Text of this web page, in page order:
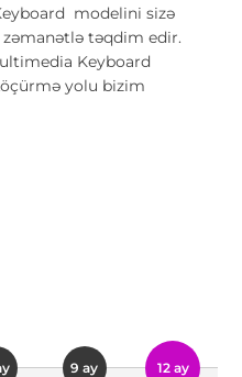
modelini sizə
təqdim edir.
Keyboard
yolu bizim
9 ay 12 ay